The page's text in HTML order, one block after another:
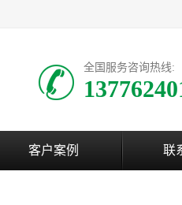
全国服务咨询热线:
客户案例 联